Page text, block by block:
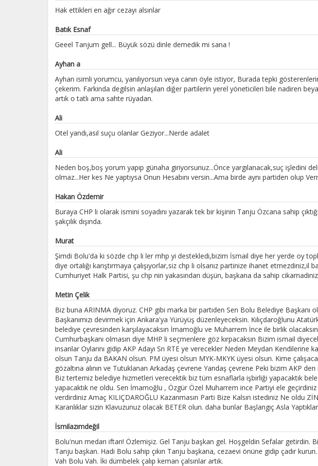
Hak ettikleri en ağır cezayı alsınlar
Batık Esnaf
Geeel Tanjum gell... Büyük sözü dinle demedik mi sana !
Ayhan a
Ayhan isimli yorumcu, yanılıyorsun veya canın öyle istiyor, Burada tepki
çekerim. Farkinda degilsin anlaşılan diğer partilerin yerel yöneticileri bile nadiren
artık o tatlı ama sahte rüyadan.
Ali
Otel yandı,asıl suçu olanlar Geziyor...Nerde adalet
Ali
Neden boş,boş yorum yapıp günaha giriyorsunuz...Önce yargılanacak,suç işledini
olmaz...Her kes Ne yaptıysa Onun Hesabını versin...Ama birde aynı partiden olup
Hakan Özdemir
Buraya CHP li olarak ismini soyadını yazarak tek bir kişinin Tanju Özcana sahip
şakçılık dışında.
Murat
Şimdi Bolu'da ki sözde chp li ler mhp yi destekledi,bizim İsmail diye her yerde oy
diye ortalığı karıştırmaya çalışıyorlar,siz chp li olsanız partinize ihanet etmezdiniz,il
Cumhuriyet Halk Partisi, şu chp nin yakasından düşün, başkana da sahip
Metin Çelik
Biz buna ARINMA diyoruz. CHP gibi marka bir partiden Sen Bolu Belediye Başkanı
Başkanımızı devirmek için Ankara'ya Yürüyüş düzenleyeceksin. Kılıçdaroğlunu
belediye çevresinden karşılayacaksın İmamoğlu ve Muharrem İnce ile birlik
Cumhurbaşkanı olmasın diye MHP li seçmenlere göz kırpacaksın Bizim ismail
insanlar Oylarını gidip AKP Adayı Sn RTE ye verecekler Neden Meydan Kendilerine
olsun Tanju da BAKAN olsun. PM üyesi olsun MYK-MKYK üyesi olsun. Kime
gözaltına alının ve Tutuklanan Arkadaş çevrene Yandaş çevrene Peki bizim AKP
Biz tertemiz belediye hizmetleri verecektik biz tüm esnaflarla işbirliği yapacaktık
yapacaktık ne oldu. Sen İmamoğlu , Özgür Özel Muharrem ince Partiyi ele geçirdiniz
verdirdiniz Amaç KILIÇDAROĞLU Kazanmasın Parti Bize Kalsın istediniz Ne oldu
Karanlıklar sizin Klavuzunuz olacak BETER olun. daha bunlar Başlangıç Asla
İsmilazımdeğil
Bolu'nun medarı iftarı! Özlemişiz. Gel Tanju başkan gel. Hoşgeldin Sefalar getirdin.
Tanju başkan. Hadi Bolu sahip çıkın Tanju başkana, cezaevi önüne gidip çadır
Vah Bolu Vah. İki dümbelek çalıp keman çalsınlar artık.